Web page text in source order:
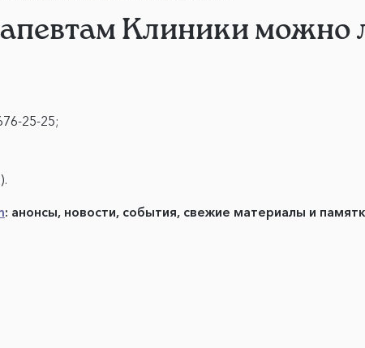
Клиники
25-25;
: анонсы, новости, события, свежие материалы и